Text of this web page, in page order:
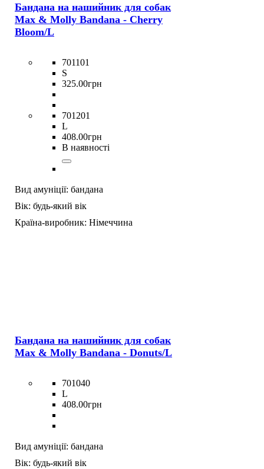
Бандана на нашийник для собак
Max & Molly Bandana - Cherry
Bloom/L
701101
S
325.00грн
701201
L
408.00грн
В наявності
Вид амуніції: бандана
Вік: будь-який вік
Країна-виробник: Німеччина
Бандана на нашийник для собак
Max & Molly Bandana - Donuts/L
701040
L
408.00грн
Вид амуніції: бандана
Вік: будь-який вік